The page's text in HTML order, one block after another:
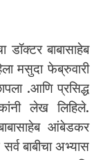
बाबासाहेब
मसुदा फेब्रुवारी
.आणि प्रसिद्ध
लेख लिहिले.
आंबेडकर
बाबीचा अभ्यास